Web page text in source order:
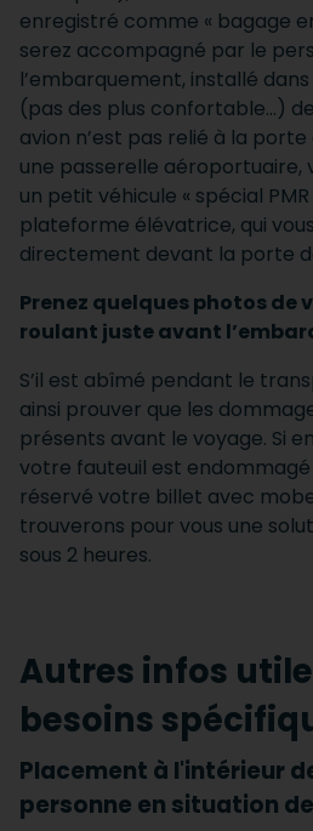
enregistré comme « bagage
serez accompagné par le
l’embarquement, installé
(pas des plus confortable...)
avion n’est pas relié à la
une passerelle aéroportuaire,
un petit véhicule « spécial PMR
plateforme élévatrice, qui
directement devant la porte
Prenez quelques photos de
roulant juste avant
S’il est abîmé pendant le
ainsi prouver que les
présents avant le voyage. Si
votre fauteuil est endommagé
réservé votre billet avec
trouverons pour vous une
sous 2 heures.
Autres infos
besoins
Placement à l'intérieur
personne en situation